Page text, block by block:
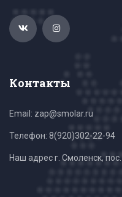
Контакты
Email: zap@smolar.ru
Телефон: 8(920)302-22-94
Наш адрес г. Смоленск,